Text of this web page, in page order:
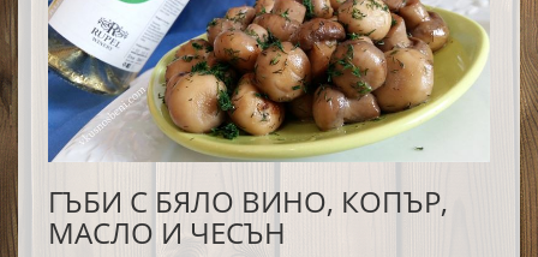
ГЪБИ С БЯЛО ВИНО, КОПЪР,
МАСЛО И ЧЕСЪН